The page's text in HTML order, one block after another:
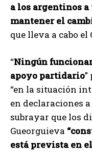
a los argentinos a
mantener el
que lleva a cabo el
“Ningún
apoyo partidario
“en la situación
en declaraciones a
subrayar que los
Gueorguieva
está prevista en